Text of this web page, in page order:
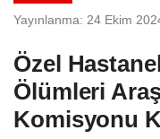
Yayınlanma: 24 Ekim
Özel
Ölümleri
Komisyonu